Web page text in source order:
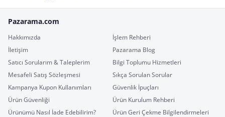
Pazarama.com
Hakkımızda
İşlem Rehberi
İletişim
Pazarama Blog
Satıcı Sorularım & Taleplerim
Bilgi Toplumu Hizmetleri
Mesafeli Satış Sözleşmesi
Sıkça Sorulan Sorular
Kampanya Kupon Kullanımları
Güvenlik İpuçları
Ürün Güvenliği
Ürün Kurulum Rehberi
Ürünümü Nasıl İade Edebilirim?
Ürün Geri Çekme Bilgilendirmeleri